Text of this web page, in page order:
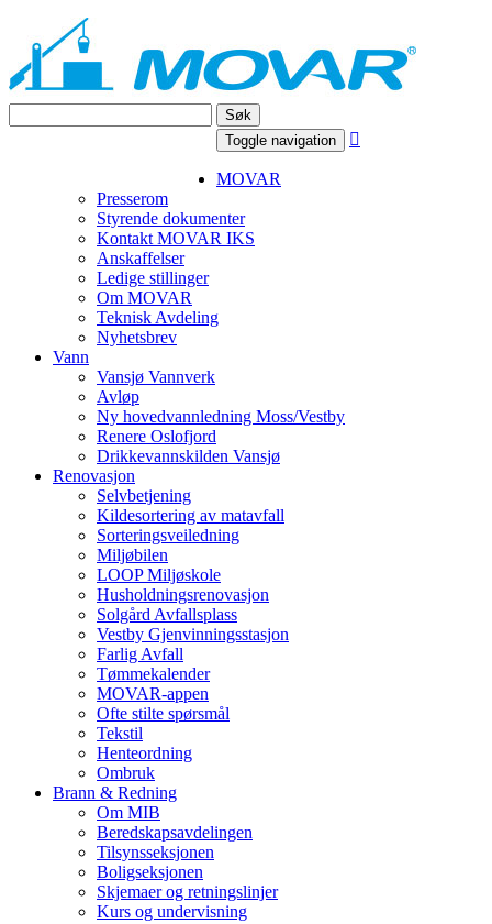
Søk
Toggle navigation

MOVAR
Presserom
Styrende dokumenter
Kontakt MOVAR IKS
Anskaffelser
Ledige stillinger
Om MOVAR
Teknisk Avdeling
Nyhetsbrev
Vann
Vansjø Vannverk
Avløp
Ny hovedvannledning Moss/Vestby
Renere Oslofjord
Drikkevannskilden Vansjø
Renovasjon
Selvbetjening
Kildesortering av matavfall
Sorteringsveiledning
Miljøbilen
LOOP Miljøskole
Husholdningsrenovasjon
Solgård Avfallsplass
Vestby Gjenvinningsstasjon
Farlig Avfall
Tømmekalender
MOVAR-appen
Ofte stilte spørsmål
Tekstil
Henteordning
Ombruk
Brann & Redning
Om MIB
Beredskapsavdelingen
Tilsynsseksjonen
Boligseksjonen
Skjemaer og retningslinjer
Kurs og undervisning